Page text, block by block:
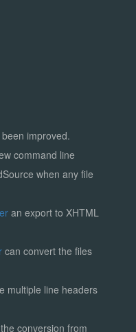
been improved.
command line
when any file
an export to XHTML
can convert the files
multiple line headers
conversion from